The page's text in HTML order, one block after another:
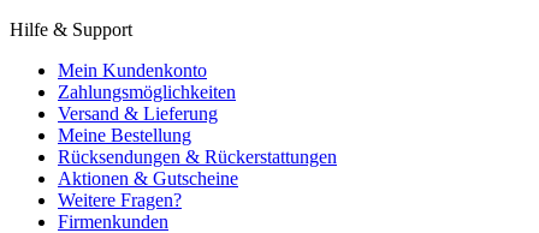
Hilfe & Support
Mein Kundenkonto
Zahlungsmöglichkeiten
Versand & Lieferung
Meine Bestellung
Rücksendungen & Rückerstattungen
Aktionen & Gutscheine
Weitere Fragen?
Firmenkunden